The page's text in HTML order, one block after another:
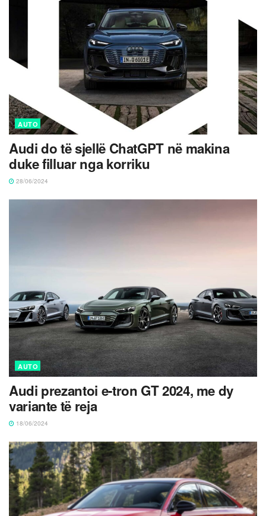
AUTO
Audi do të sjellë ChatGPT në makina
duke filluar nga korriku
28/06/2024
AUTO
Audi prezantoi e-tron GT 2024, me dy
variante të reja
18/06/2024